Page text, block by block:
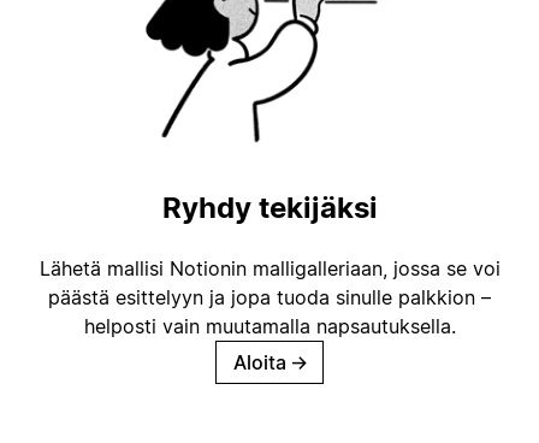
Ryhdy tekijäksi
Lähetä mallisi Notionin malligalleriaan, jossa se voi
päästä esittelyyn ja jopa tuoda sinulle palkkion –
helposti vain muutamalla napsautuksella.
Aloita →